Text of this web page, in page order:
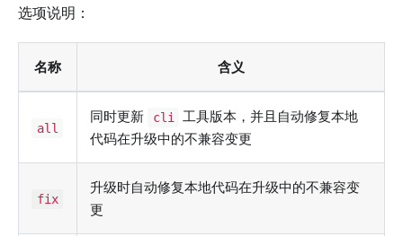
选项说明：
名称 含义
all
同时更新 cli
工具版本，并且自动修复本地
代码在升级中的不兼容变更
fix
升级时自动修复本地代码在升级中的不兼容变
更